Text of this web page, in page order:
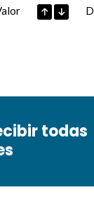
todas